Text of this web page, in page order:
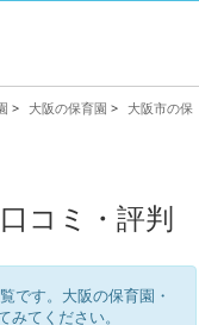
> 大阪の保育園 > 大阪市の保
コミ・評判
です。大阪の保育園・
てください。